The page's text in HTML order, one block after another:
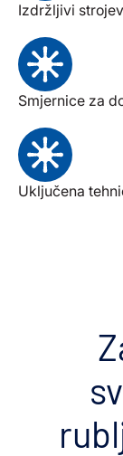
Izdržljivi
Smjernice za
Uključena